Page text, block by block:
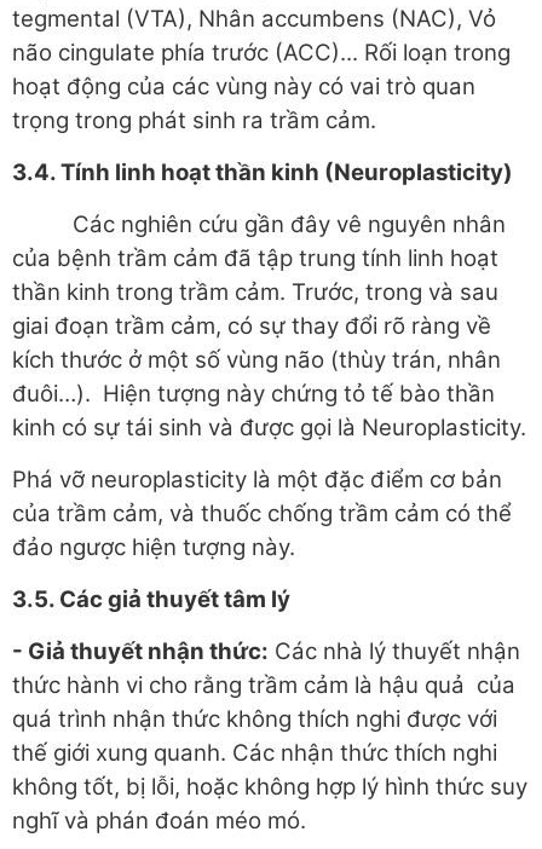
tegmental (VTA), Nhân accumbens (NAC), Vỏ
não cingulate phía trước (ACC)... Rối loạn trong
hoạt động của các vùng này có vai trò quan
trọng trong phát sinh ra trầm cảm.
3.4.Tính linh hoạt thần kinh (Neuroplasticity)
Các nghiên cứu gần đây vê nguyên nhân
của bệnh trầm cảm đã tập trung tính linh hoạt
thần kinh trong trầm cảm. Trước, trong và sau
giai đoạn trầm cảm, có sự thay đổi rõ ràng về
kích thước ở một số vùng não (thùy trán, nhân
đuôi…). Hiện tượng này chứng tỏ tế bào thần
kinh có sự tái sinh và được gọi là Neuroplasticity.
Phá vỡ neuroplasticity là một đặc điểm cơ bản
của trầm cảm, và thuốc chống trầm cảm có thể
đảo ngược hiện tượng này.
3.5. Các giả thuyết tâm lý
- Giả thuyết nhận thức: Các nhà lý thuyết nhận
thức hành vi cho rằng trầm cảm là hậu quả của
quá trình nhận thức không thích nghi được với
thế giới xung quanh. Các nhận thức thích nghi
không tốt, bị lỗi, hoặc không hợp lý hình thức suy
nghĩ và phán đoán méo mó.